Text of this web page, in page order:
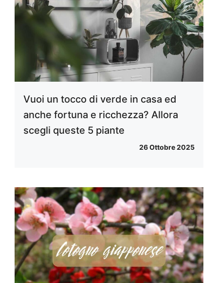
Vuoi un tocco di verde in casa ed
anche fortuna e ricchezza? Allora
scegli queste 5 piante
26 Ottobre 2025